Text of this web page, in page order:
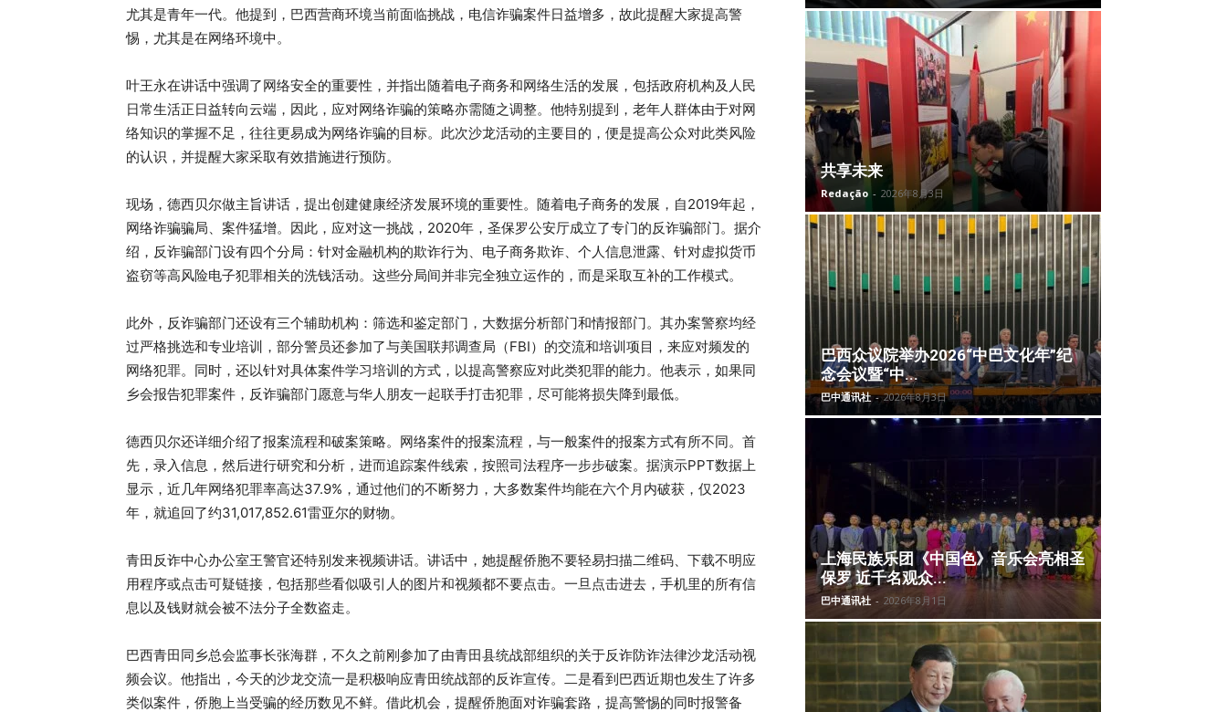
尤其是青年一代。他提到，巴西营商环境当前面临挑战，电信诈骗案件日益增多，故此提醒大家提高警
惕，尤其是在网络环境中。
叶王永在讲话中强调了网络安全的重要性，并指出随着电子商务和网络生活的发展，包括政府机构及人民
日常生活正日益转向云端，因此，应对网络诈骗的策略亦需随之调整。他特别提到，老年人群体由于对网
络知识的掌握不足，往往更易成为网络诈骗的目标。此次沙龙活动的主要目的，便是提高公众对此类风险
的认识，并提醒大家采取有效措施进行预防。
现场，德西贝尔做主旨讲话，提出创建健康经济发展环境的重要性。随着电子商务的发展，自2019年起，
网络诈骗骗局、案件猛增。因此，应对这一挑战，2020年，圣保罗公安厅成立了专门的反诈骗部门。据介
绍，反诈骗部门设有四个分局：针对金融机构的欺诈行为、电子商务欺诈、个人信息泄露、针对虚拟货币
盗窃等高风险电子犯罪相关的洗钱活动。这些分局间并非完全独立运作的，而是采取互补的工作模式。
此外，反诈骗部门还设有三个辅助机构：筛选和鉴定部门，大数据分析部门和情报部门。其办案警察均经
过严格挑选和专业培训，部分警员还参加了与美国联邦调查局（FBI）的交流和培训项目，来应对频发的
网络犯罪。同时，还以针对具体案件学习培训的方式，以提高警察应对此类犯罪的能力。他表示，如果同
乡会报告犯罪案件，反诈骗部门愿意与华人朋友一起联手打击犯罪，尽可能将损失降到最低。
德西贝尔还详细介绍了报案流程和破案策略。网络案件的报案流程，与一般案件的报案方式有所不同。首
先，录入信息，然后进行研究和分析，进而追踪案件线索，按照司法程序一步步破案。据演示PPT数据上
显示，近几年网络犯罪率高达37.9%，通过他们的不断努力，大多数案件均能在六个月内破获，仅2023
年，就追回了约31,017,852.61雷亚尔的财物。
青田反诈中心办公室王警官还特别发来视频讲话。讲话中，她提醒侨胞不要轻易扫描二维码、下载不明应
用程序或点击可疑链接，包括那些看似吸引人的图片和视频都不要点击。一旦点击进去，手机里的所有信
息以及钱财就会被不法分子全数盗走。
巴西青田同乡总会监事长张海群，不久之前刚参加了由青田县统战部组织的关于反诈防诈法律沙龙活动视
频会议。他指出，今天的沙龙交流一是积极响应青田统战部的反诈宣传。二是看到巴西近期也发生了许多
类似案件，侨胞上当受骗的经历数见不鲜。借此机会，提醒侨胞面对诈骗套路，提高警惕的同时报警备
共享未来
Redação - 2026年8月3日
巴西众议院举办2026“中巴文化年”纪
念会议暨“中...
巴中通讯社 - 2026年8月3日
上海民族乐团《中国色》音乐会亮相圣
保罗 近千名观众...
巴中通讯社 - 2026年8月1日